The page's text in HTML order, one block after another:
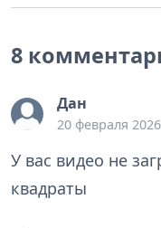
8
Дан
20 февраля
У вас видео не
квадраты